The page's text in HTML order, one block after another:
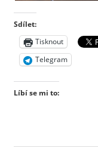
Sdílet:
Tisknout
Telegram
Líbí se mi to: